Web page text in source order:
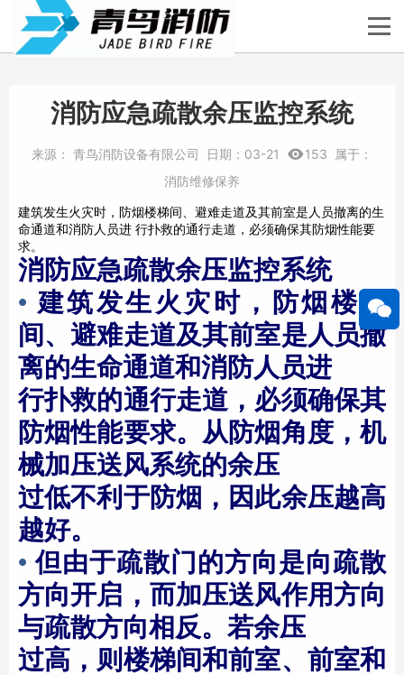
消防应急疏散余压监控系统
来源： 青鸟消防设备有限公司 日期： 03-21 153
属于：
消防维修保养
建筑发生火灾时，防烟楼梯间、避难走道及其前室是人员撤离的生
命通道和消防人员进 行扑救的通行走道，必须确保其防烟性能要
求。
消防应急疏散余压监控系统
• 建筑发生火灾时，防烟楼梯
间、避难走道及其前室是人员撤
离的生命通道和消防人员进
行扑救的通行走道，必须确保其
防烟性能要求。从防烟角度，机
械加压送风系统的余压
过低不利于防烟，因此余压越高
越好。
•但由于疏散门的方向是向疏散
方向开启，而加压送风作用方向
与疏散方向相反。若余压
过高，则楼梯间和前室、前室和